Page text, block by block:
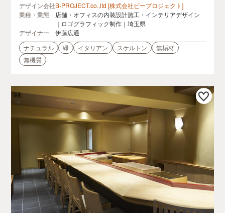
デザイン会社B-PROJECT.co.,ltd [株式会社ビープロジェクト]
業種・業態
店舗・オフィスの内装設計施工・インテリアデザイン
｜ロゴグラフィック制作｜埼玉県
デザイナー
伊藤広通
ナチュラル
緑 イタリアン スケルトン
無垢材
無機質